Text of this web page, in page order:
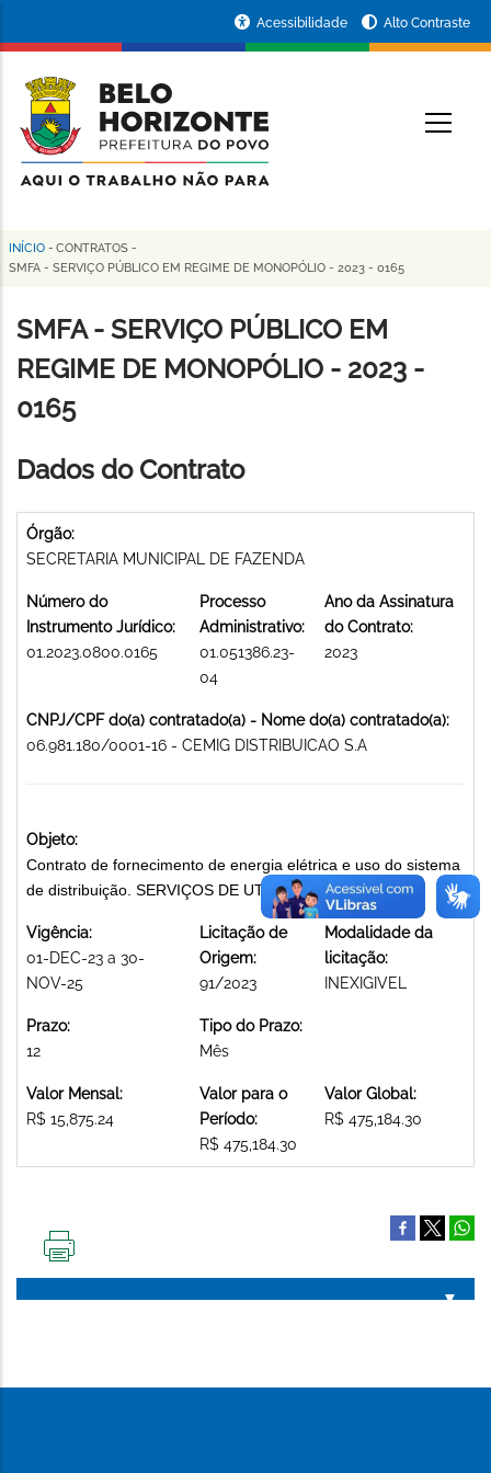
conteúdo
principal
da
Prefeitura
de
Horizonte
Acessibilidade Alto Contraste
Trilha
navegação
INÍCIO - CONTRATOS -
SMFA - SERVIÇO PÚBLICO EM REGIME DE MONOPÓLIO - 2023 - 0165
SMFA - SERVIÇO PÚBLICO EM
REGIME DE MONOPÓLIO - 2023 -
0165
Dados do Contrato
Órgão:
SECRETARIA MUNICIPAL DE FAZENDA
Número do
Instrumento Jurídico:
01.2023.0800.0165
Processo
Administrativo:
01.051386.23-
04
Ano da Assinatura
do Contrato:
2023
CNPJ/CPF do(a) contratado(a) - Nome do(a) contratado(a):
06.981.180/0001-16 - CEMIG DISTRIBUICAO S.A
Objeto:
Contrato de fornecimento de energia elétrica e uso do sistema
de distribuição. SERVIÇOS DE UTILIDADE PÚBLICA
Vigência:
01-DEC-23 a 30-
NOV-25
Licitação de
Origem:
91/2023
Modalidade da
licitação:
INEXIGIVEL
Prazo:
12
Tipo do Prazo:
Mês
Valor Mensal:
R$ 15,875.24
Valor para o
Período:
R$ 475,184.30
Valor Global:
R$ 475,184.30
PÁGINA